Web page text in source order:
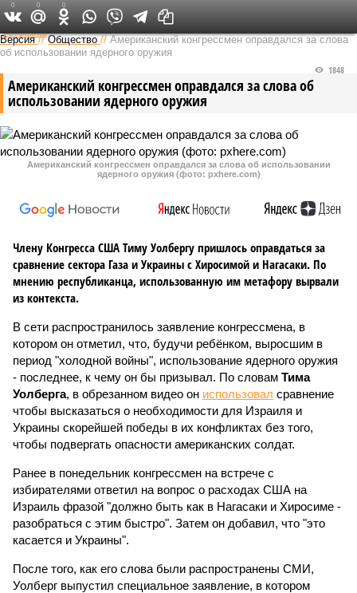
Федеральный выпуск
Версия //Общество //Американский конгрессмен оправдался за слова
об использовании ядерного оружия
Американский конгрессмен оправдался за слова об
использовании ядерного оружия
1848
Американский конгрессмен оправдался за слова об использовании
ядерного оружия (фото: pxhere.com)
Члену Конгресса США Тиму Уолбергу пришлось оправдаться за
сравнение сектора Газа и Украины с Хиросимой и Нагасаки. По
мнению республиканца, использованную им метафору вырвали
из контекста.
В сети распространилось заявление конгрессмена, в
котором он отметил, что, будучи ребёнком, выросшим в
период "холодной войны", использование ядерного оружия
- последнее, к чему он бы призывал. По словам Тима
Уолберга, в обрезанном видео он использовал сравнение
чтобы высказаться о необходимости для Израиля и
Украины скорейшей победы в их конфликтах без того,
чтобы подвергать опасности американских солдат.
Ранее в понедельник конгрессмен на встрече с
избирателями ответил на вопрос о расходах США на
Израиль фразой "должно быть как в Нагасаки и Хиросиме -
разобраться с этим быстро". Затем он добавил, что "это
касается и Украины".
После того, как его слова были распространены СМИ,
Уолберг выпустил специальное заявление, в котором
0 0 0